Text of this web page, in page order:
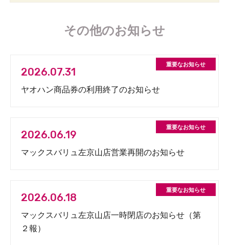
その他のお知らせ
2026.07.31
ヤオハン商品券の利用終了のお知らせ
2026.06.19
マックスバリュ左京山店営業再開のお知らせ
2026.06.18
マックスバリュ左京山店一時閉店のお知らせ（第
２報）